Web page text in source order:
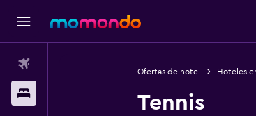
Ofertas de hotel Hoteles
Tennis